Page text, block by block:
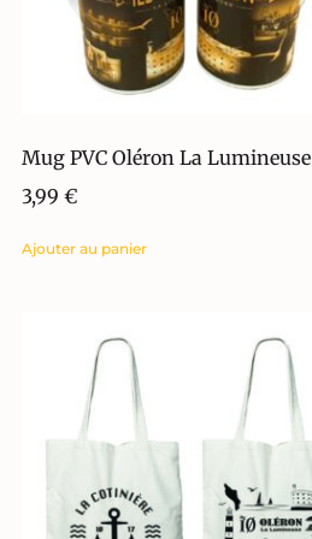
Mug PVC Oléron La Lumineuse
3,99€
Ajouter au panier